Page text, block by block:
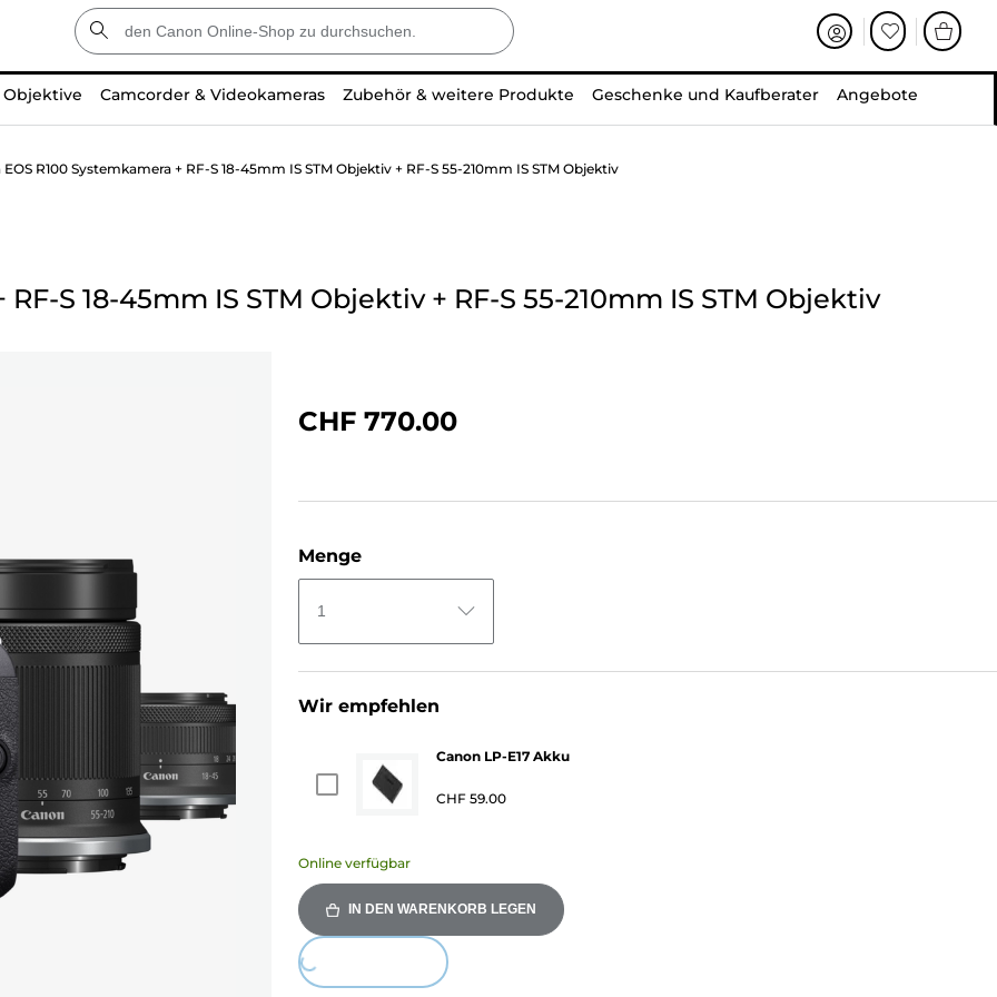
Objektive Camcorder & Videokameras Zubehör & weitere Produkte Geschenke und Kaufberater Angebote
R100 Systemkamera + RF-S 18-45mm IS STM Objektiv + RF-S 55-210mm IS STM Objektiv
RF-S 18-45mm IS STM Objektiv + RF-S 55-210mm IS STM Objektiv
CHF 770.00
Menge
1
Wir empfehlen
Canon LP-E17 Akku
CHF 59.00
Online verfügbar
IN DEN WARENKORB LEGEN
Loading...